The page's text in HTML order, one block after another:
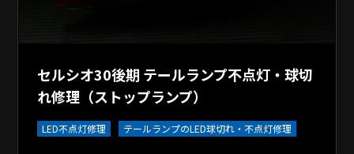
セルシオ30後期 テールランプ不点灯・球切
れ修理（ストップランプ）
LED不点灯修理 テールランプのLED球切れ・不点灯修理